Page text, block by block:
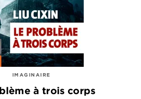
IMAGINAIRE
à trois corps